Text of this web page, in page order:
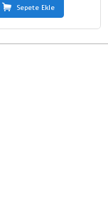
Sepete Ekle